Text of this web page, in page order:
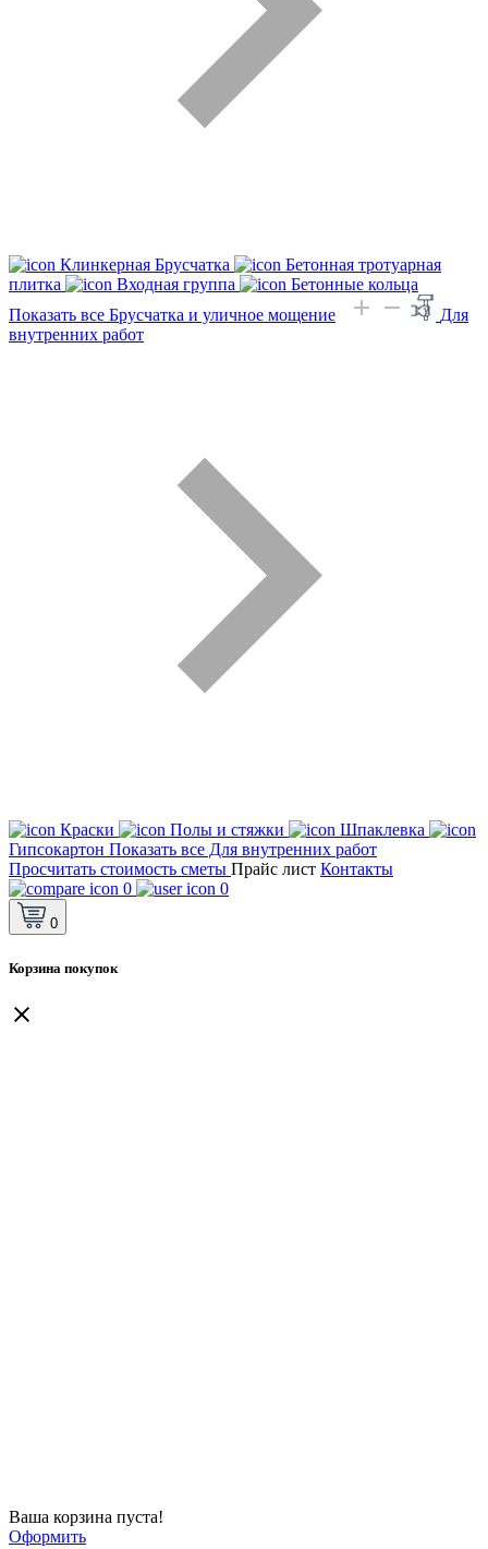
Клинкерная Брусчатка
Бетонная тротуарная
плитка
Входная группа
Бетонные кольца
Показать все Брусчатка и уличное мощение
Для
внутренних работ
Краски Полы и стяжки
Шпаклевка
Гипсокартон Показать все Для внутренних работ
Просчитать стоимость сметы Прайс лист Контакты
0
0
0
Корзина покупок
Ваша корзина пуста!
Оформить